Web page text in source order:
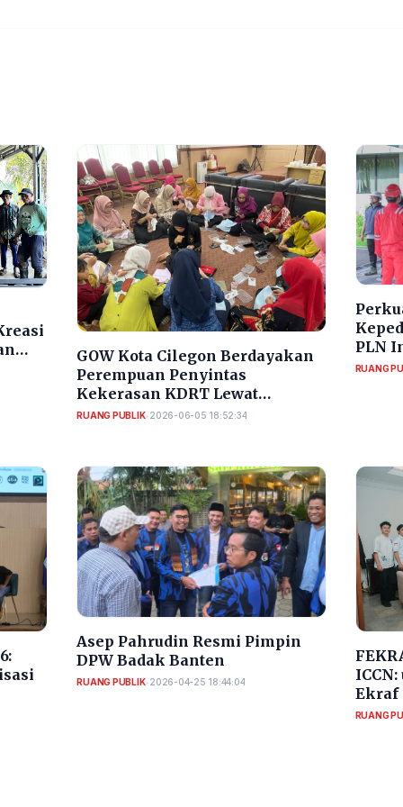
GOW Kota Cilegon Berdayakan
Perempuan Penyintas
Kekerasan KDRT Lewat
Pelatihan Ekonomi Kreatif
RUANG PUBLIK•2026-06-05 18:52:34
PLN
RUANG
Asep Pahrudin Resmi Pimpin
DPW Badak Banten
RUANG PUBLIK•2026-04-25 18:44:04
Ekraf
RUANG